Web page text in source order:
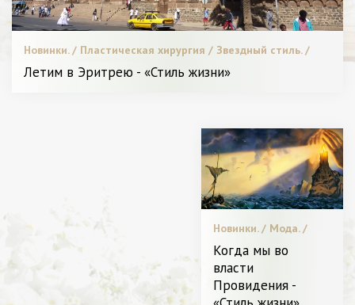
Новинки. / Пластическая хирургия / Звездный стиль. /
Леди в Тренде. / Видео. / Я и Красота.
Летим в Эритрею - «Стиль жизни»
Новинки. / Мода. /
Звездный стиль. /
Диета и питание. /
Видео. / Я и Красота.
Когда мы во
власти
Провидения -